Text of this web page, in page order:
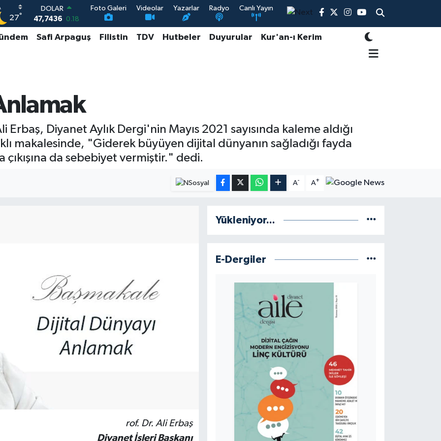
27°
DOLAR
47,7436 0.18
EURO
55,2510 0.32
13.779 -14
Foto Galeri Videolar Yazarlar Radyo Canlı Yayın
Safi Arpaguş Filistin TDV Hutbeler Duyurular Kur'an-ı Kerim
Erbaş, Diyanet Aylık Dergi'nin Mayıs 2021 sayısında kaleme aldığı
makalesinde, "Giderek büyüyen dijital dünyanın sağladığı fayda
da sebebiyet vermiştir." dedi.
A- A+
rof. Dr. Ali Erbaş
Diyanetİşleri Başkanı
Yükleniyor...
E-Dergiler